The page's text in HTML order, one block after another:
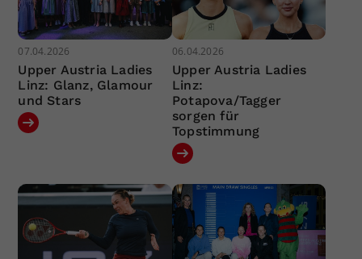
07.04.2026
Upper Austria Ladies
Linz: Glanz, Glamour
und Stars
06.04.2026
Upper Austria Ladies
Linz:
Potapova/Tagger
sorgen für
Topstimmung